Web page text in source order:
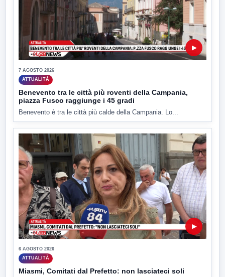
▶
7 AGOSTO 2026
ATTUALITÀ
Benevento tra le città più roventi della Campania,
piazza Fusco raggiunge i 45 gradi
Benevento è tra le città più calde della Campania. Lo...
▶
6 AGOSTO 2026
ATTUALITÀ
Miasmi, Comitati dal Prefetto: non lasciateci soli